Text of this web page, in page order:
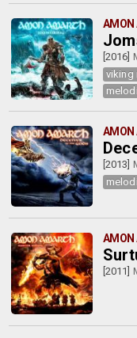
AMON
[2016]
viking
AMON
[2013]
AMON
[2011]